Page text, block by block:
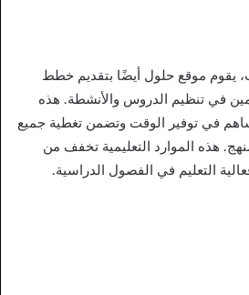
يقوم موقع حلول أيضًا بتقديم خطط
في تنظيم الدروس والأنشطة. هذه
في توفير الوقت وتضمن تغطية جميع
هذه الموارد التعليمية تخفف من
التعليم في الفصول الدراسية.